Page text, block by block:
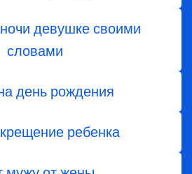
девушке своими
словами
день рождения
ребенка